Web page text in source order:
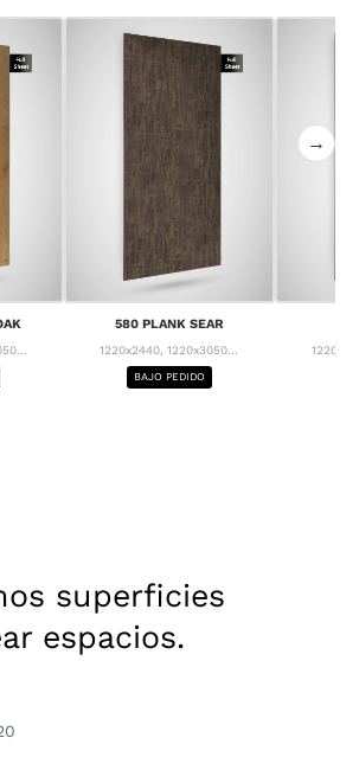
580 PLANK SEAR
1220x2440, 1220x3050...
BAJO PEDIDO
→
superficies
espacios.